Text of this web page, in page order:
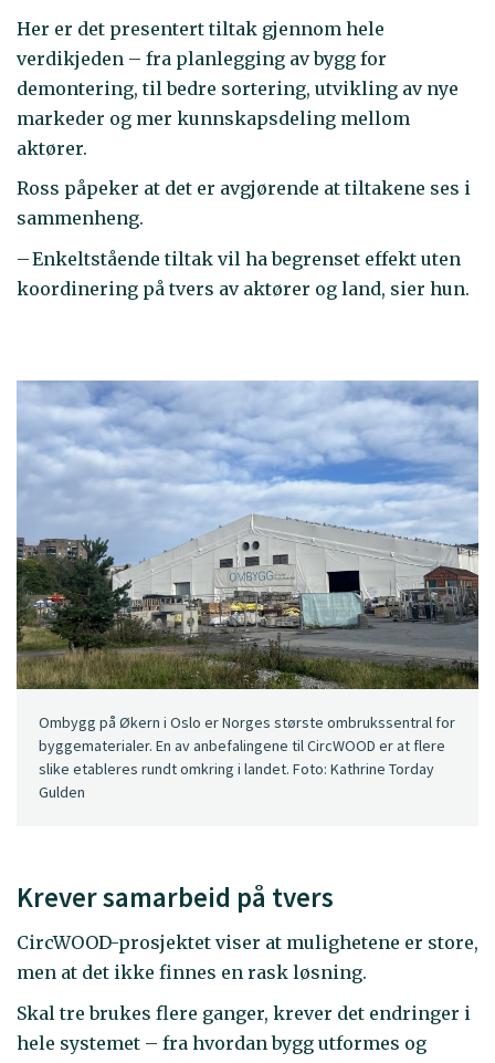
Her er det presentert tiltak gjennom hele
verdikjeden – fra planlegging av bygg for
demontering, til bedre sortering, utvikling av nye
markeder og mer kunnskapsdeling mellom
aktører.
Ross påpeker at det er avgjørende at tiltakene ses i
sammenheng.
– Enkeltstående tiltak vil ha begrenset effekt uten
koordinering på tvers av aktører og land, sier hun.
Ombygg på Økern i Oslo er Norges største ombrukssentral for
byggematerialer. En av anbefalingene til CircWOOD er at flere
slike etableres rundt omkring i landet. Foto: Kathrine Torday
Gulden
Krever samarbeid på tvers
CircWOOD-prosjektet viser at mulighetene er store,
men at det ikke finnes en rask løsning.
Skal tre brukes flere ganger, krever det endringer i
hele systemet – fra hvordan bygg utformes og